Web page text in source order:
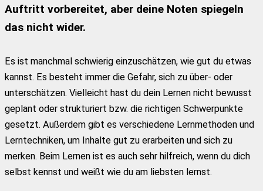
Auftritt vorbereitet, aber deine Noten spiegeln
das nicht wider.
Es ist manchmal schwierig einzuschätzen, wie gut du etwas
kannst. Es besteht immer die Gefahr, sich zu über- oder
unterschätzen. Vielleicht hast du dein Lernen nicht bewusst
geplant oder strukturiert bzw. die richtigen Schwerpunkte
gesetzt. Außerdem gibt es verschiedene Lernmethoden und
Lerntechniken, um Inhalte gut zu erarbeiten und sich zu
merken. Beim Lernen ist es auch sehr hilfreich, wenn du dich
selbst kennst und weißt wie du am liebsten lernst.